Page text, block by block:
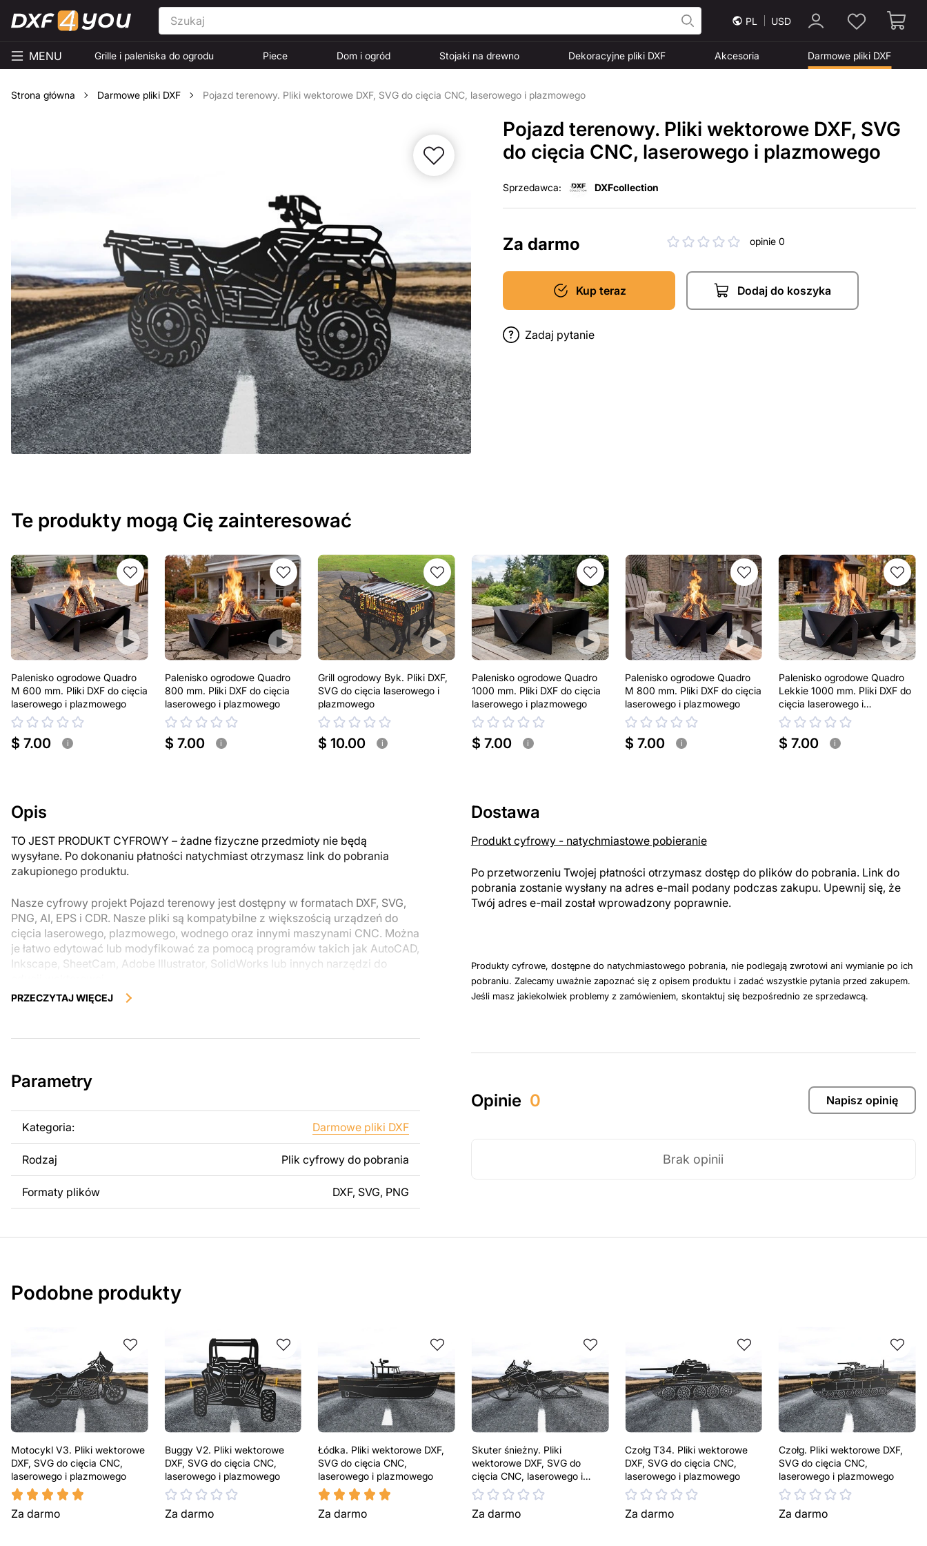
PL USD
MENU Grille i paleniska do ogrodu Piece Dom i ogród Stojaki na drewno Dekoracyjne pliki DXF Akcesoria Darmowe pliki DXF
Strona główna Darmowe pliki DXF Pojazd terenowy. Pliki wektorowe DXF, SVG do cięcia CNC, laserowego i plazmowego
Pojazd terenowy. Pliki wektorowe DXF, SVG
do cięcia CNC, laserowego i plazmowego
Sprzedawca: DXFcollection
Za darmo opinie 0
Kup teraz Dodaj do koszyka
Zadaj pytanie
Te produkty mogą Cię zainteresować
Palenisko ogrodowe Quadro
M 600 mm. Pliki DXF do cięcia
laserowego i plazmowego
$ 7.00 i
Palenisko ogrodowe Quadro
800 mm. Pliki DXF do cięcia
laserowego i plazmowego
$ 7.00 i
Grill ogrodowy Byk. Pliki DXF,
SVG do cięcia laserowego i
plazmowego
$ 10.00 i
Palenisko ogrodowe Quadro
1000 mm. Pliki DXF do cięcia
laserowego i plazmowego
$ 7.00 i
Palenisko ogrodowe Quadro
M 800 mm. Pliki DXF do cięcia
laserowego i plazmowego
$ 7.00 i
Palenisko ogrodowe Quadro
Lekkie 1000 mm. Pliki DXF do
cięcia laserowego i
plazmowego
$ 7.00 i
Opis
TO JEST PRODUKT CYFROWY – żadne fizyczne przedmioty nie będą
wysyłane. Po dokonaniu płatności natychmiast otrzymasz link do pobrania
zakupionego produktu.
Nasze cyfrowy projekt Pojazd terenowy jest dostępny w formatach DXF, SVG,
PNG, AI, EPS i CDR. Nasze pliki są kompatybilne z większością urządzeń do
cięcia laserowego, plazmowego, wodnego oraz innymi maszynami CNC. Można
je łatwo edytować lub modyfikować za pomocą programów takich jak AutoCAD,
Inkscape, SheetCam, Adobe Illustrator, SolidWorks lub innych narzędzi do
zostały zaprojektowane z myślą o nowoczesnej estetyce i łatwym montażu, aby
Można używać tych plików do tworzenia gotowych produktów zarówno do
odsprzedaż lub udostępnianie oryginalnych bądź zmodyfikowanych plików jest
Za dodatkową opłatą możemy dostosować projekt poprzez dodanie tekstu,
obrazów lub logo Twojej firmy albo wprowadzenie innych modyfikacji według
Twoich potrzeb. Jeśli potrzebujesz indywidualnego projektu metalowego
PRZECZYTAJ WIĘCEJ
Parametry
Kategoria: Darmowe pliki DXF
Rodzaj Plik cyfrowy do pobrania
Formaty plików DXF, SVG, PNG
Dostawa
Produkt cyfrowy - natychmiastowe pobieranie
Po przetworzeniu Twojej płatności otrzymasz dostęp do plików do pobrania. Link do
pobrania zostanie wysłany na adres e-mail podany podczas zakupu. Upewnij się, że
Twój adres e-mail został wprowadzony poprawnie.
Produkty cyfrowe, dostępne do natychmiastowego pobrania, nie podlegają zwrotowi ani wymianie po ich
pobraniu. Zalecamy uważnie zapoznać się z opisem produktu i zadać wszystkie pytania przed zakupem.
Jeśli masz jakiekolwiek problemy z zamówieniem, skontaktuj się bezpośrednio ze sprzedawcą.
Opinie 0 Napisz opinię
Brak opinii
Podobne produkty
Motocykl V3. Pliki wektorowe
DXF, SVG do cięcia CNC,
laserowego i plazmowego
Za darmo
Buggy V2. Pliki wektorowe
DXF, SVG do cięcia CNC,
laserowego i plazmowego
Za darmo
Łódka. Pliki wektorowe DXF,
SVG do cięcia CNC,
laserowego i plazmowego
Za darmo
Skuter śnieżny. Pliki
wektorowe DXF, SVG do
cięcia CNC, laserowego i
plazmowego
Za darmo
Czołg T34. Pliki wektorowe
DXF, SVG do cięcia CNC,
laserowego i plazmowego
Za darmo
Czołg. Pliki wektorowe DXF,
SVG do cięcia CNC,
laserowego i plazmowego
Za darmo